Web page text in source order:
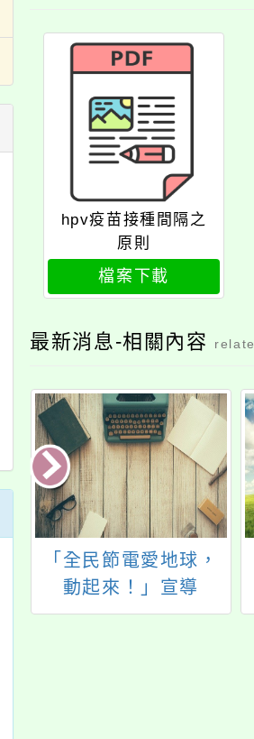
hpv疫苗接種間隔之
原則
檔案下載
最新消息-相關內容
「全民節電愛地球，
動起來！」宣導